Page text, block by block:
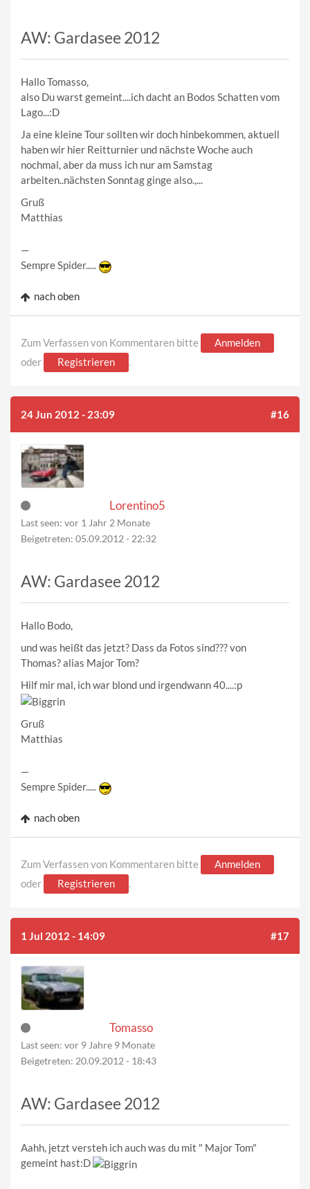
AW: Gardasee 2012
Hallo Tomasso,
also Du warst gemeint....ich dacht an Bodos Schatten vom
Lago...:D
Ja eine kleine Tour sollten wir doch hinbekommen, aktuell
haben wir hier Reitturnier und nächste Woche auch
nochmal, aber da muss ich nur am Samstag
arbeiten..nächsten Sonntag ginge also.,...
Gruß
Matthias
—
Sempre Spider.....
nach oben
Zum Verfassen von Kommentaren bitte
Anmelden
oder
Registrieren .
24 Jun 2012 - 23:09 #16
Lorentino5
Last seen: vor 1 Jahr 2 Monate
Beigetreten: 05.09.2012 - 22:32
AW: Gardasee 2012
Hallo Bodo,
und was heißt das jetzt? Dass da Fotos sind??? von
Thomas? alias Major Tom?
Hilf mir mal, ich war blond und irgendwann 40....:p
Gruß
Matthias
—
Sempre Spider.....
nach oben
Zum Verfassen von Kommentaren bitte
Anmelden
oder
Registrieren .
1 Jul 2012 - 14:09 #17
Tomasso
Last seen: vor 9 Jahre 9 Monate
Beigetreten: 20.09.2012 - 18:43
AW: Gardasee 2012
Aahh, jetzt versteh ich auch was du mit " Major Tom"
gemeint hast:D